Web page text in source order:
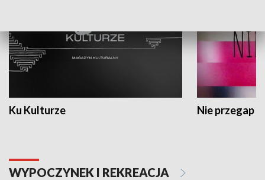
Ku Kulturze Nie przegap
WYPOCZYNEK I REKREACJA